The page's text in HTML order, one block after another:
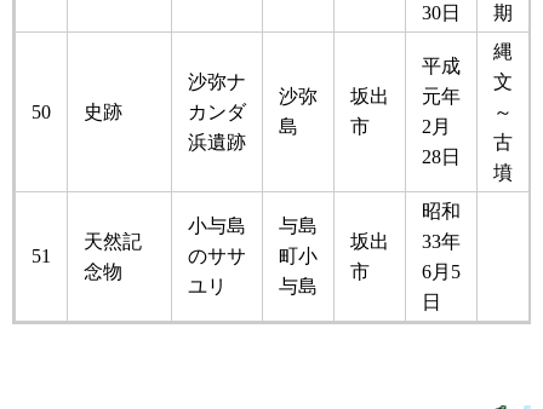
30日
期
50 史跡
沙弥ナ
カンダ
浜遺跡
沙弥
島
坂出
市
平成
元年
2月
28日
縄
文
～
古
墳
51
天然記
念物
小与島
のササ
ユリ
与島
町小
与島
坂出
市
昭和
33年
6月5
日